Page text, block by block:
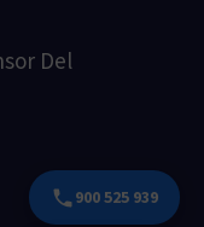
Del
900 525 939